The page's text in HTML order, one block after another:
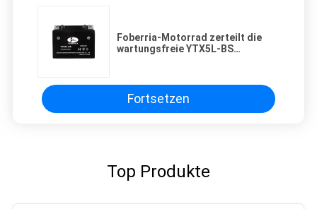
Foberria-Motorrad zerteilt die
wartungsfreie YTX5L-BS
Fortsetzen
Top Produkte